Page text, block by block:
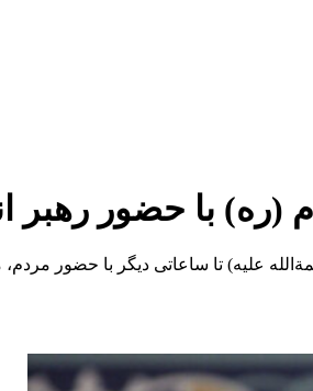
(ره) با حضور رهبر
علیه) تا ساعاتی دیگر با حضور